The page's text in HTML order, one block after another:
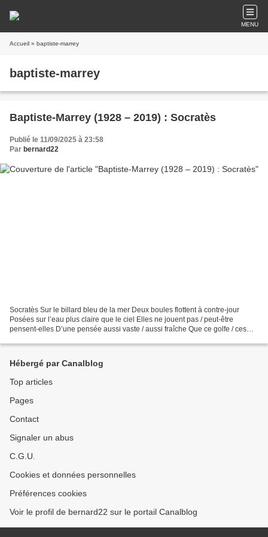
MENU
Accueil » baptiste-marrey
baptiste-marrey
Baptiste-Marrey (1928 – 2019) : Socratès
Publié le 11/09/2025 à 23:58
Par bernard22
Socratès Sur le billard bleu de la mer Deux boules flottent à contre-jour
Posées sur l’eau plus claire que le ciel Elles ne jouent pas / peut-être
pensent-elles D’une pensée aussi vaste / aussi fraîche Que ce golfe / ces
Hébergé par Canalblog
Top articles
Pages
Contact
Signaler un abus
C.G.U.
Cookies et données personnelles
Préférences cookies
Voir le profil de bernard22 sur le portail Canalblog